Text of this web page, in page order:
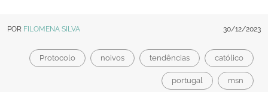
POR FILOMENA SILVA 30/12/2023
Protocolo noivos tendências católico
portugal msn